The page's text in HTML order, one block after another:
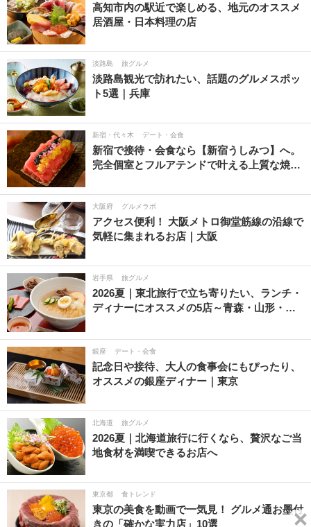
高知市内の駅近で楽しめる、地元のオススメ
居酒屋・日本料理の店
淡路島 旅グルメ
淡路島観光で訪れたい、話題のグルメスポッ
ト5選｜兵庫
新宿・代々木 デート・会食
新宿で接待・会食なら【新宿うしみつ】へ。
完全個室とフルアテンドで叶える上質な焼…
大阪府 グルメラボ
アクセス便利！ 大阪メトロ御堂筋線の沿線で
気軽に集まれるお店｜大阪
岩手県 旅グルメ
2026夏｜東北旅行で立ち寄りたい、ランチ・
ディナーにオススメの5店～青森・山形・…
銀座 デート・会食
記念日や接待、大人の食事会にもぴったり、
オススメの銀座ディナー｜東京
北海道 旅グルメ
2026夏｜北海道旅行に行くなら、贅沢なご当
地食材を満喫できるお店へ
東京都 食トレンド
東京の美食を動画で一気見！ グルメ通お墨付
きの「確かな実力店」10選